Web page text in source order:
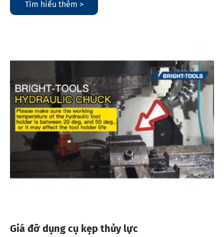
Tìm hiểu thêm >
Giá đỡ dụng cụ kẹp thủy lực